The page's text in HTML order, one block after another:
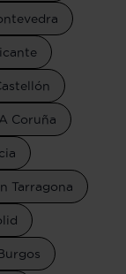
Coruña
Tarragona